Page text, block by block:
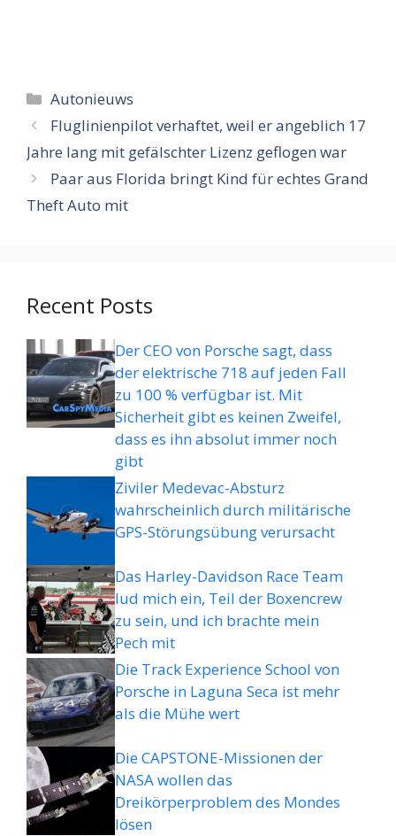
Categorieën
Autonieuws
Fluglinienpilot verhaftet, weil er angeblich 17
Jahre lang mit gefälschter Lizenz geflogen war
Paar aus Florida bringt Kind für echtes Grand
Theft Auto mit
Recent Posts
Der CEO von Porsche sagt, dass
der elektrische 718 auf jeden Fall
zu 100 % verfügbar ist. Mit
Sicherheit gibt es keinen Zweifel,
dass es ihn absolut immer noch
gibt
Ziviler Medevac-Absturz
wahrscheinlich durch militärische
GPS-Störungsübung verursacht
Das Harley-Davidson Race Team
lud mich ein, Teil der Boxencrew
zu sein, und ich brachte mein
Pech mit
Die Track Experience School von
Porsche in Laguna Seca ist mehr
als die Mühe wert
Die CAPSTONE-Missionen der
NASA wollen das
Dreikörperproblem des Mondes
lösen